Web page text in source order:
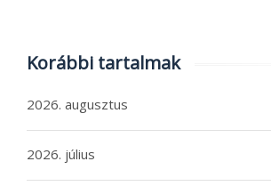
Korábbi tartalmak
2026. augusztus
2026. július